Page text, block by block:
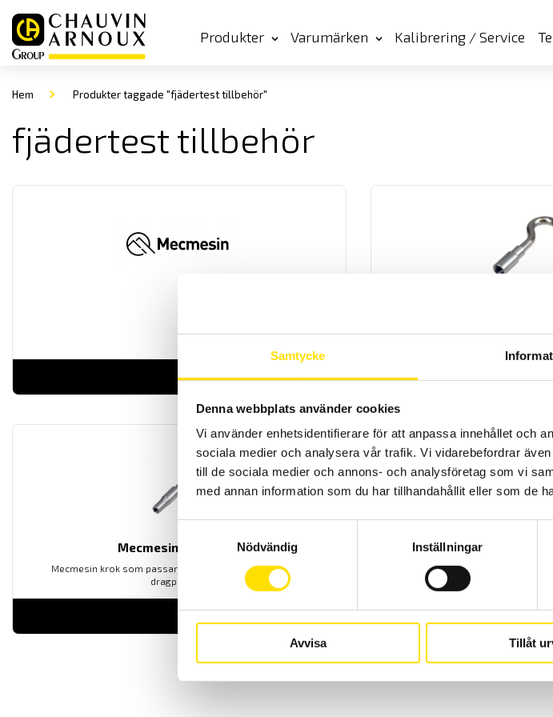
Samtycke
Denna webbplats använder cookies
Vi använder enhetsidentifierare för att anpassa innehållet och
sociala medier och analysera vår trafik. Vi vidarebefordrar
till de sociala medier och annons- och analysföretag som vi
med annan information som du har tillhandahållit eller som de
Nödvändig
Inställningar
Avvisa Tillåt
Produkter Varumärken Kalibrering / Service
Hem Produkter taggade "fjädertest tillbehör"
fjädertest tillbehör
LÄS MER
Mecmesin krok 500N
Mecmesin krok som passar bra med dynamometrar och
dragprovare